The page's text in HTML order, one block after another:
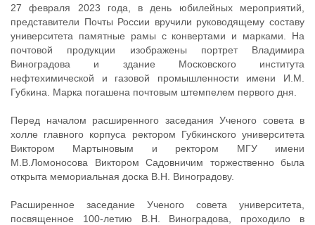
27 февраля 2023 года, в день юбилейных мероприятий,
представители Почты России вручили руководящему составу
университета памятные рамы с конвертами и марками. На
почтовой продукции изображены портрет Владимира
Виноградова и здание Московского института
нефтехимической и газовой промышленности имени И.М.
Губкина. Марка погашена почтовым штемпелем первого дня.
Перед началом расширенного заседания Ученого совета в
холле главного корпуса ректором Губкинского университета
Виктором Мартыновым и ректором МГУ имени
М.В.Ломоносова Виктором Садовничим торжественно была
открыта мемориальная доска В.Н. Виноградову.
Расширенное заседание Ученого совета университета,
посвященное 100-летию В.Н. Виноградова, проходило в